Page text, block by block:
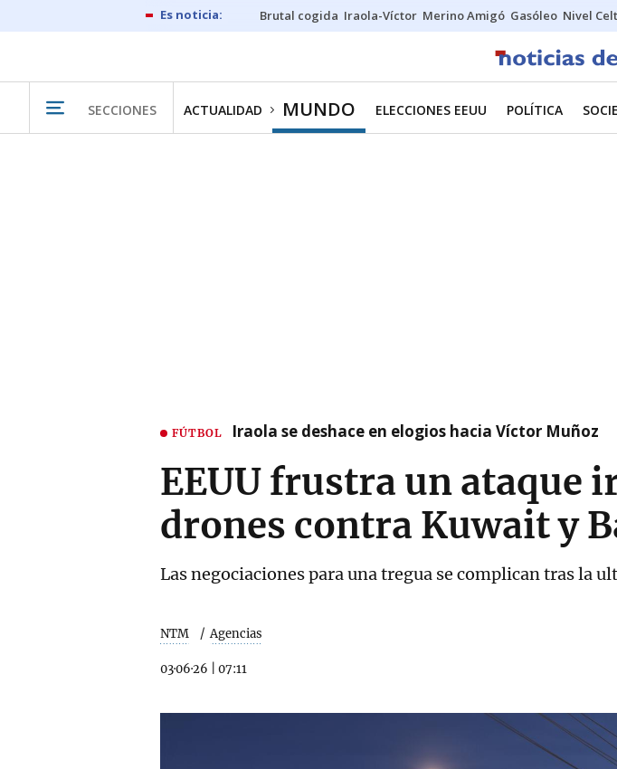
Brutal cogida Iraola-Víctor Merino Amigó Gasóleo Nivel
SECCIONES ACTUALIDAD MUNDO ELECCIONES EEUU POLÍTICA
FÚTBOL Iraola se deshace en elogios hacia Víctor Muñoz
EEUU frustra un ataque
drones contra Kuwait y
Las negociaciones para una tregua se complican tras la
NTM Agencias
03·06·26 07:11